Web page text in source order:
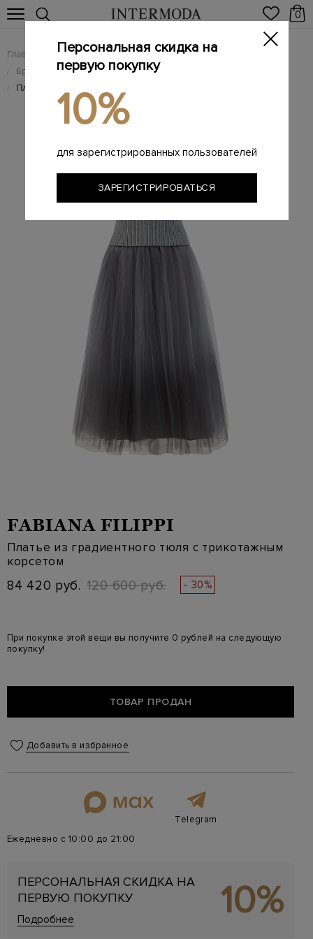
0
Главная Женщинам / Женская одежда
/ Брендовые женские платья
/ Платье из градиентного тюля с трикотажным корсетом
FABIANA FILIPPI
Платье из градиентного тюля с трикотажным
корсетом
84 420 руб. 120 600 руб. - 30%
При покупке этой вещи вы получите 0 рублей на следующую
покупку!
ТОВАР ПРОДАН
Добавить в избранное
Telegram
Ежедневно с 10:00 до 21:00
ПЕРСОНАЛЬНАЯ СКИДКА НА
ПЕРВУЮ ПОКУПКУ
Подробнее 10%
Персональная скидка на
первую покупку
10%
для зарегистрированных пользователей
ЗАРЕГИСТРИРОВАТЬСЯ